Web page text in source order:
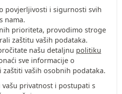
povjerljivosti i sigurnosti svih
nama.
prioriteta, provodimo stroge
zaštitu vaših podataka.
našu detaljnu politiku
sve informacije o
vaših osobnih podataka.
vašu privatnost i postupati s